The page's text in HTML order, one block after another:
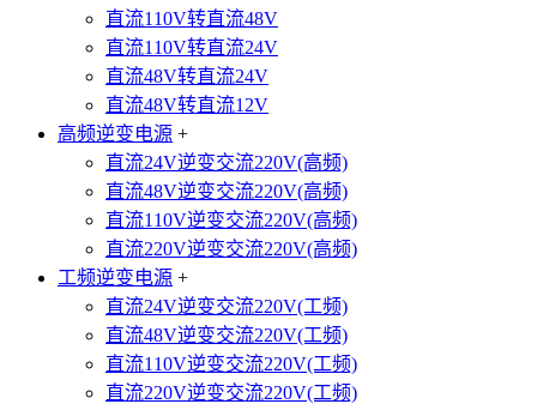
直流110V转直流48V
直流110V转直流24V
直流48V转直流24V
直流48V转直流12V
高频逆变电源 +
直流24V逆变交流220V(高频)
直流48V逆变交流220V(高频)
直流110V逆变交流220V(高频)
直流220V逆变交流220V(高频)
工频逆变电源 +
直流24V逆变交流220V(工频)
直流48V逆变交流220V(工频)
直流110V逆变交流220V(工频)
直流220V逆变交流220V(工频)